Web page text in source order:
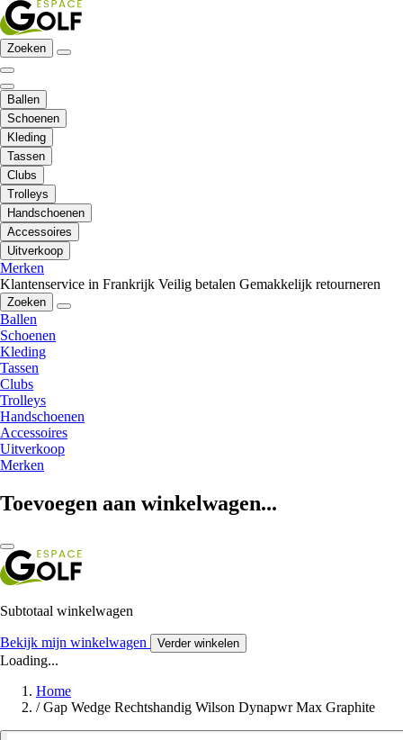
Zoeken
Ballen
Schoenen
Kleding
Tassen
Clubs
Trolleys
Handschoenen
Accessoires
Uitverkoop
Merken
Klantenservice in Frankrijk Veilig betalen Gemakkelijk retourneren
Zoeken
Ballen
Schoenen
Kleding
Tassen
Clubs
Trolleys
Handschoenen
Accessoires
Uitverkoop
Merken
Toevoegen aan winkelwagen...
Subtotaal winkelwagen
Bekijk mijn winkelwagen Verder winkelen
Loading...
Home
/ Gap Wedge Rechtshandig Wilson Dynapwr Max Graphite